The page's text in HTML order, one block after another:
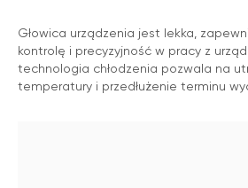
Głowica urządzenia jest lekka,
kontrolę i precyzyjność w pracy z
technologia chłodzenia pozwala na
temperatury i przedłużenie terminu